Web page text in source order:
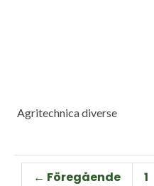
Agritechnica diverse
← Föregående 1